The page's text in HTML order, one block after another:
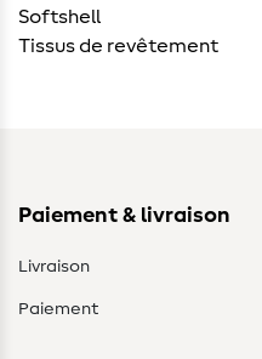
Softshell
Tissus de revêtement
Paiement & livraison
Livraison
Paiement